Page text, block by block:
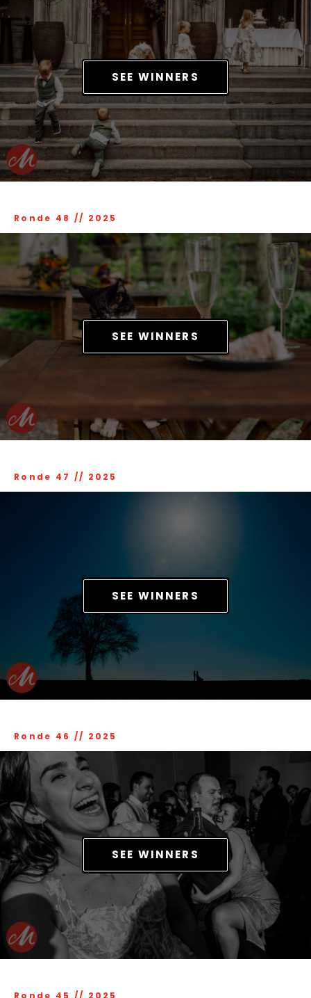
SEE WINNERS
Ronde 48 // 2025
SEE WINNERS
Ronde 47 // 2025
SEE WINNERS
Ronde 46 // 2025
SEE WINNERS
Ronde 45 // 2025